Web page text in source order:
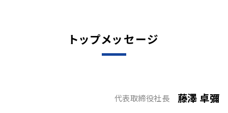
トップメッセージ
代表取締役社長 藤澤 卓彌